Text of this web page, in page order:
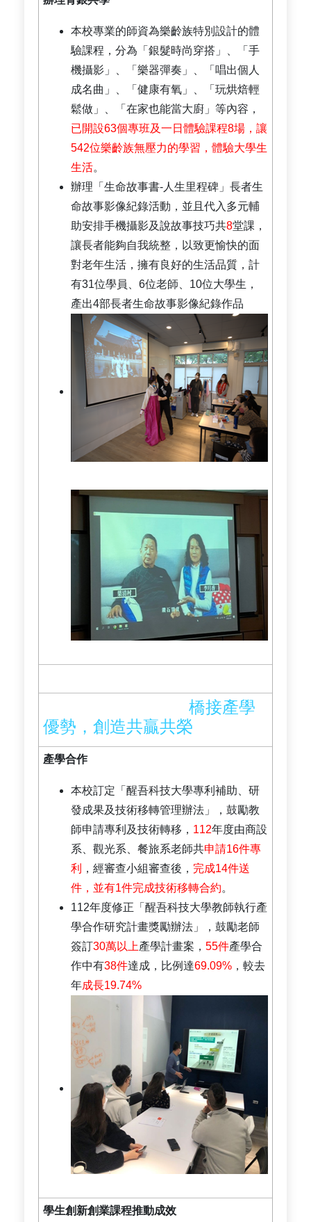
本校專業的師資為樂齡族特別設計的體
驗課程，分為「銀髮時尚穿搭」、「手
機攝影」、「樂器彈奏」、「唱出個人
成名曲」、「健康有氧」、「玩烘焙輕
鬆做」、「在家也能當大廚」等內容，
已開設63個專班及一日體驗課程8場，讓
542位樂齡族無壓力的學習，體驗大學生
生活。
辦理「生命故事書-人生里程碑」長者生
命故事影像紀錄活動，並且代入多元輔
助安排手機攝影及說故事技巧共8堂課，
讓長者能夠自我統整，以致更愉快的面
對老年生活，擁有良好的生活品質，計
有31位學員、6位老師、10位大學生，
產出4部長者生命故事影像紀錄作品
橋接產學
優勢，創造共贏共榮
產學合作
本校訂定「醒吾科技大學專利補助、研
發成果及技術移轉管理辦法」，鼓勵教
師申請專利及技術轉移， 112年度由商設
系、觀光系、餐旅系老師共申請16件專
利
，經審查小組審查後， 完成14件送
件，並有1件完成技術移轉合約。
112年度修正「醒吾科技大學教師執行產
學合作研究計畫獎勵辦法」，鼓勵老師
簽訂30萬以上產學計畫案，55件產學合
作中有38件達成，比例達69.09% ，較去
年成長19.74%
學生創新創業課程推動成效